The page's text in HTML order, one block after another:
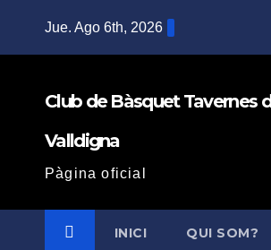
Jue. Ago 6th, 2026
Club de Bàsquet Tavernes
Valldigna
Pàgina oficial
INICI QUI SOM?